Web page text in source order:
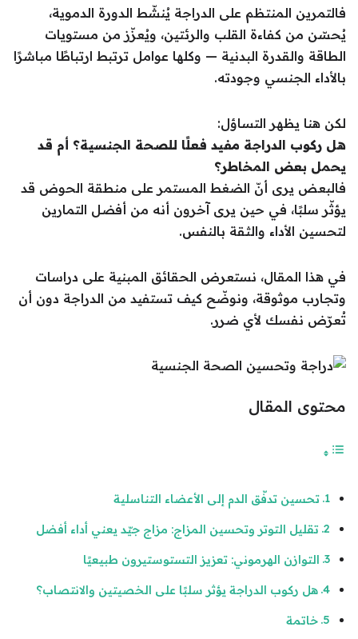
فالتمرين المنتظم على الدراجة يُنشّط الدورة الدموية،
يُحسّن من كفاءة القلب والرئتين، ويُعزّز من مستويات
الطاقة والقدرة البدنية — وكلها عوامل ترتبط ارتباطًا مباشرًا
بالأداء الجنسي وجودته.
لكن هنا يظهر التساؤل:
هل ركوب الدراجة مفيد فعلًا للصحة الجنسية؟ أم قد
يحمل بعض المخاطر؟
فالبعض يرى أنّ الضغط المستمر على منطقة الحوض قد
يؤثّر سلبًا، في حين يرى آخرون أنه من أفضل التمارين
لتحسين الأداء والثقة بالنفس.
في هذا المقال، نستعرض الحقائق المبنية على دراسات
وتجارب موثوقة، ونوضّح كيف تستفيد من الدراجة دون أن
تُعرّض نفسك لأي ضرر.
محتوى المقال
تحسين تدفّق الدم إلى الأعضاء التناسلية
تقليل التوتر وتحسين المزاج: مزاج جيّد يعني أداء أفضل
التوازن الهرموني: تعزيز التستوستيرون طبيعيًا
هل ركوب الدراجة يؤثر سلبًا على الخصيتين والانتصاب؟
خاتمة